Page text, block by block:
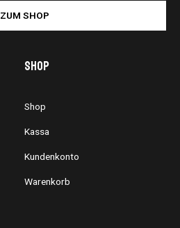
ZUM SHOP
Shop
Shop
Kassa
Kundenkonto
Warenkorb